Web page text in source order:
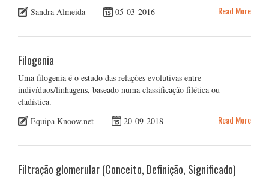
Sandra Almeida
05-03-2016 Read More
Filogenia
Uma filogenia é o estudo das relações evolutivas entre
indivíduos/linhagens, baseado numa classificação filética ou
cladística.
Equipa Knoow.net
20-09-2018 Read More
Filtração glomerular (Conceito, Definição, Significado)